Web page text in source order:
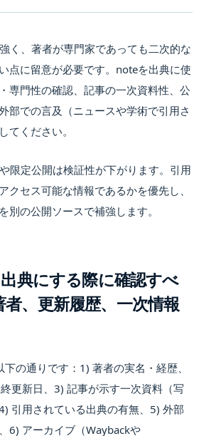
く、著者が専門家であっても二次的な
点に留意が必要です。noteを出典に使
専門性の確認、記事の一次資料性、公
部での言及（ニュースや学術で引用さ
てください。
限定公開は検証性が下がります。引用
クセス可能な情報であるかを優先し、
別の公開ソースで補強します。
典にする際に確認すべ
者、更新履歴、一次情報
の通りです：1) 著者の実名・経歴、
更新日、3) 記事が示す一次資料（写
引用されている出典の有無、5) 外部
6) アーカイブ（Waybackや